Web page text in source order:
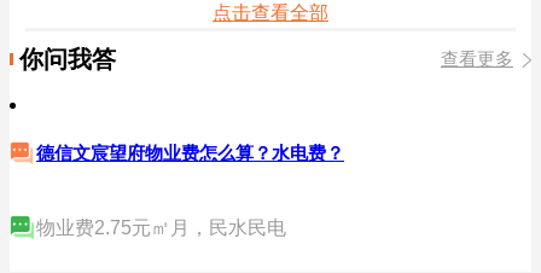
点击查看全部
你问我答 查看更多
德信文宸望府物业费怎么算？水电费？
物业费2.75元㎡月，民水民电